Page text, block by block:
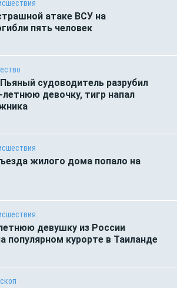
атаке ВСУ на
пять человек
Пьяный судоводитель разрубил
девочку, тигр напал
жилого дома попало на
девушку из России
популярном курорте в Таиланде